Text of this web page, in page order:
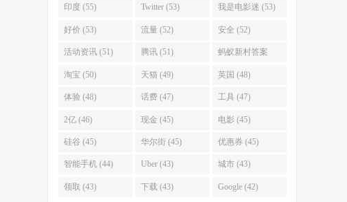
印度 (55) Twitter (53) 我是电影迷 (53)
好价 (53) 流量 (52) 安全 (52)
活动资讯 (51) 腾讯 (51) 蚂蚁新村答案
(51)
淘宝 (50) 天猫 (49) 英国 (48)
体验 (48) 话费 (47) 工具 (47)
2亿 (46) 现金 (45) 电影 (45)
硅谷 (45) 华尔街 (45) 优惠券 (45)
智能手机 (44) Uber (43) 城市 (43)
领取 (43) 下载 (43) Google (42)